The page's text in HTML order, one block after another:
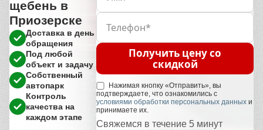
щебень в
Приозерске
Доставка в день
обращения
Под любой
объект и задачу
Собственный
автопарк
Контроль
качества на
каждом этапе
Получить цену со
скидкой
Нажимая кнопку «Отправить», вы
подтверждаете, что ознакомились с
условиями обработки персональных данных и
принимаете их.
Свяжемся в течение 5 минут